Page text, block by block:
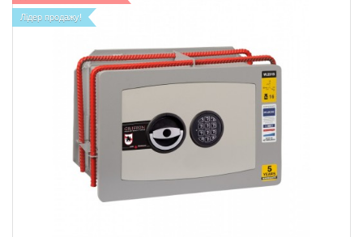
Лідер продажу!